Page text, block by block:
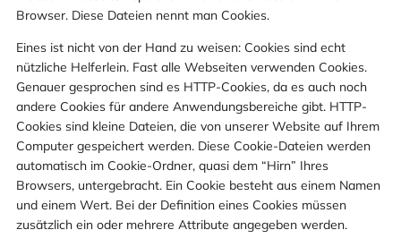
Browser. Diese Dateien nennt man Cookies.
Eines ist nicht von der Hand zu weisen: Cookies sind echt
nützliche Helferlein. Fast alle Webseiten verwenden Cookies.
Genauer gesprochen sind es HTTP-Cookies, da es auch noch
andere Cookies für andere Anwendungsbereiche gibt. HTTP-
Cookies sind kleine Dateien, die von unserer Website auf Ihrem
Computer gespeichert werden. Diese Cookie-Dateien werden
automatisch im Cookie-Ordner, quasi dem “Hirn” Ihres
Browsers, untergebracht. Ein Cookie besteht aus einem Namen
und einem Wert. Bei der Definition eines Cookies müssen
zusätzlich ein oder mehrere Attribute angegeben werden.